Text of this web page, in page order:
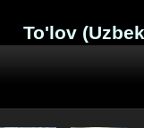
To'lov